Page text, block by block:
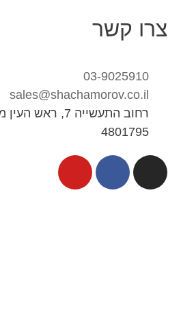
צרו קשר
03-9025910
sales@shachamorov.co.il
רחוב התעשייה 7, ראש
4801795